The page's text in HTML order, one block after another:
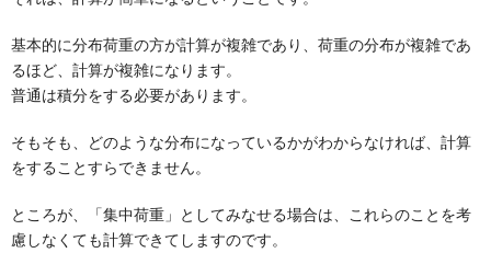
基本的に分布荷重の方が計算が複雑であり、荷重の分布が複雑であ
るほど、計算が複雑になります。
普通は積分をする必要があります。
そもそも、どのような分布になっているかがわからなければ、計算
をすることすらできません。
ところが、「集中荷重」としてみなせる場合は、これらのことを考
慮しなくても計算できてしますのです。